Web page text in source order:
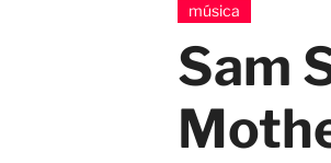
música
Sam